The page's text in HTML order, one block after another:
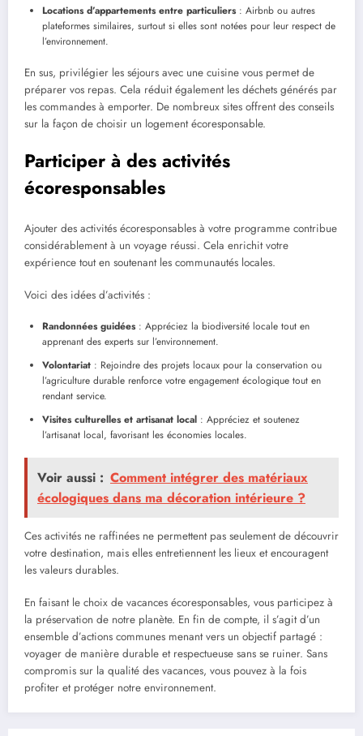
Locations d’appartements entre particuliers: Airbnb ou autres
plateformes similaires, surtout si elles sont notées pour leur respect de
l’environnement.
En sus, privilégier les séjours avec une cuisine vous permet de
préparer vos repas. Cela réduit également les déchets générés par
les commandes à emporter. De nombreux sites offrent des conseils
sur la façon de choisir un logement écoresponsable.
Participer à des activités
écoresponsables
Ajouter des activités écoresponsables à votre programme contribue
considérablement à un voyage réussi. Cela enrichit votre
expérience tout en soutenant les communautés locales.
Voici des idées d’activités :
Randonnées guidées: Appréciez la biodiversité locale tout en
apprenant des experts sur l’environnement.
Volontariat : Rejoindre des projets locaux pour la conservation ou
l’agriculture durable renforce votre engagement écologique tout en
rendant service.
Visites culturelles et artisanat local : Appréciez et soutenez
l’artisanat local, favorisant les économies locales.
Voir aussi : Comment intégrer des matériaux
écologiques dans ma décoration intérieure ?
Ces activités ne raffinées ne permettent pas seulement de découvrir
votre destination, mais elles entretiennent les lieux et encouragent
les valeurs durables.
En faisant le choix de vacances écoresponsables, vous participez à
la préservation de notre planète. En fin de compte, il s’agit d’un
ensemble d’actions communes menant vers un objectif partagé :
voyager de manière durable et respectueuse sans se ruiner. Sans
compromis sur la qualité des vacances, vous pouvez à la fois
profiter et protéger notre environnement.